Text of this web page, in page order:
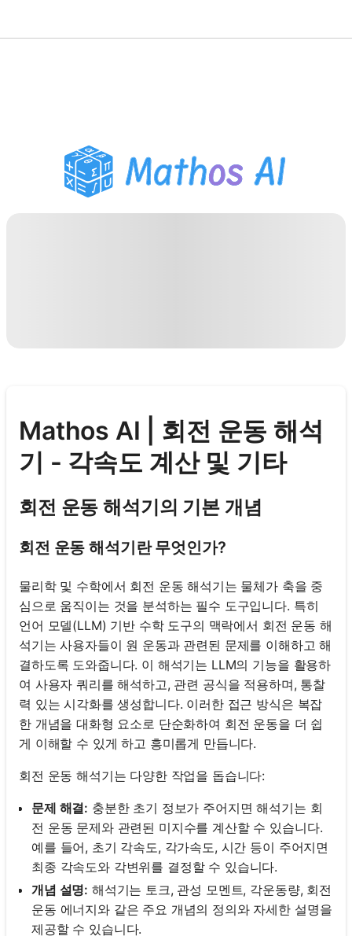
PDF 숙제 도우미
학습 도구
Mathos AI | 회전 운동 해석
기 - 각속도 계산 및 기타
회전 운동 해석기의 기본 개념
회전 운동 해석기란 무엇인가?
물리학 및 수학에서 회전 운동 해석기는 물체가 축을 중
심으로 움직이는 것을 분석하는 필수 도구입니다. 특히
언어 모델(LLM) 기반 수학 도구의 맥락에서 회전 운동 해
석기는 사용자들이 원 운동과 관련된 문제를 이해하고 해
결하도록 도와줍니다. 이 해석기는 LLM의 기능을 활용하
여 사용자 쿼리를 해석하고, 관련 공식을 적용하며, 통찰
력 있는 시각화를 생성합니다. 이러한 접근 방식은 복잡
한 개념을 대화형 요소로 단순화하여 회전 운동을 더 쉽
게 이해할 수 있게 하고 흥미롭게 만듭니다.
회전 운동 해석기는 다양한 작업을 돕습니다:
문제 해결: 충분한 초기 정보가 주어지면 해석기는 회
전 운동 문제와 관련된 미지수를 계산할 수 있습니다.
예를 들어, 초기 각속도, 각가속도, 시간 등이 주어지면
최종 각속도와 각변위를 결정할 수 있습니다.
개념 설명: 해석기는 토크, 관성 모멘트, 각운동량, 회전
운동 에너지와 같은 주요 개념의 정의와 자세한 설명을
제공할 수 있습니다.